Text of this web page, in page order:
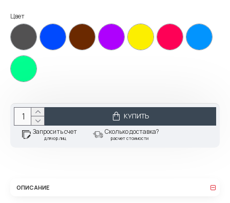
Цвет
КУПИТЬ
Запросить счет
для юр.лиц
Сколько доставка?
расчет стоимости
ОПИСАНИЕ